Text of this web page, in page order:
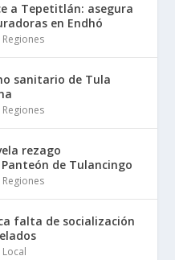
a Tepetitlán: asegura
en Endhó
Regiones
sanitario de Tula
Regiones
rezago
de Tulancingo
Regiones
falta de socialización
Local